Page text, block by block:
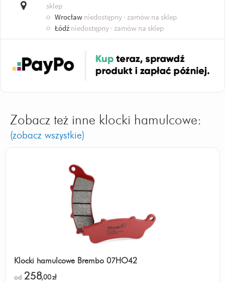
sklep
○ Wrocław niedostępny · zamów na sklep
○ Łódź niedostępny · zamów na sklep
Zobacz też inne klocki hamulcowe:
(zobacz wszystkie)
Klocki hamulcowe Brembo 07HO42
od 258,00zł